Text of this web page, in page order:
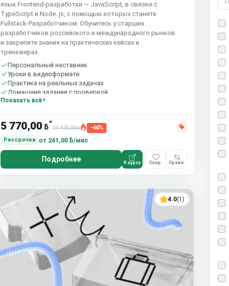
язык Frontend-разработки — JavaScript, в связке с
TypeScript и Node. js, с помощью которых станете
Fullstack-Разработчиком. Обучитесь у старших
разработчиков российского и международного рынков
и закрепите знания на практических кейсах и
тренажерах.
Персональный наставник
Уроки в видеоформате
Практика на реальных задачах
Домашние задания с проверкой
Бесплатный пробный урок
Показать всё
5 770,00 ƃ*
14 430,00ƃ
−60%
Рассрочка
от 241,00 ƃ/мес
Подробнее К курсу Сохр. Сравн.
4.0(1)